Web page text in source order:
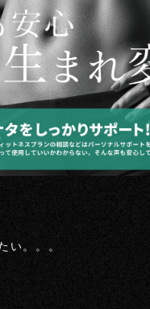
い。。。